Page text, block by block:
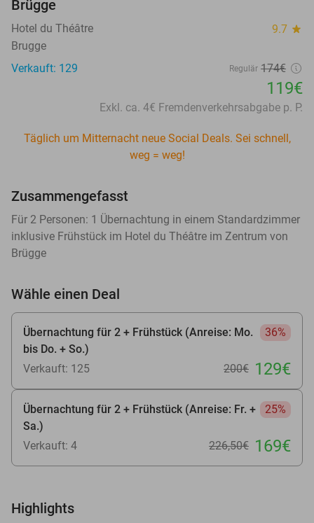
Brügge
Hotel du Théâtre 9.7 star
Brugge
Verkauft: 129
Regulär 174€
119€
Exkl. ca. 4€ Fremdenverkehrsabgabe p. P.
Täglich um Mitternacht neue Social Deals. Sei schnell,
weg = weg!
Zusammengefasst
Für 2 Personen: 1 Übernachtung in einem Standardzimmer
inklusive Frühstück im Hotel du Théâtre im Zentrum von
Brügge
Wähle einen Deal
Übernachtung für 2 + Frühstück (Anreise: Mo.
bis Do. + So.)
36%
Verkauft: 125 200€ 129€
Übernachtung für 2 + Frühstück (Anreise: Fr. +
Sa.)
25%
Verkauft: 4 226,50€ 169€
Highlights